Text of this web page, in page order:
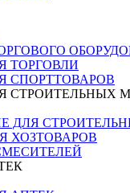
ТОРГОВЛИ
СПОРТТОВАРОВ
СТРОИТЕЛЬНЫХ
ДЛЯ
ХОЗТОВАРОВ